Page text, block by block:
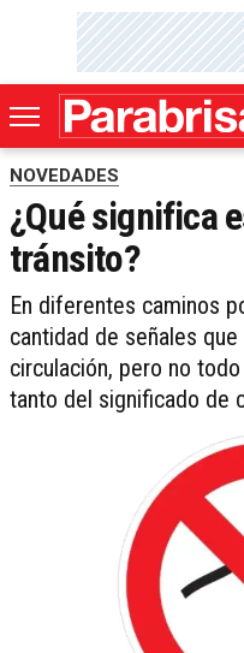
NOVEDADES
¿Qué significa
tránsito?
En diferentes caminos
cantidad de señales
circulación, pero no
tanto del significado de